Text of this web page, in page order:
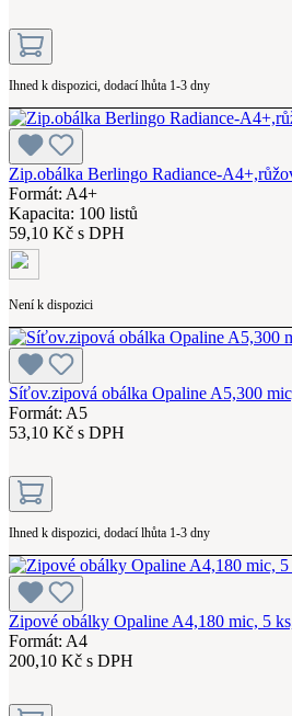
Ihned k dispozici, dodací lhůta 1-3 dny
Zip.obálka Berlingo Radiance-
Formát: A4+
Kapacita: 100 listů
59,10 Kč s DPH
Není k dispozici
Síťov.zipová obálka Opaline A5,300
Formát: A5
53,10 Kč s DPH
Ihned k dispozici, dodací lhůta 1-3 dny
Zipové obálky Opaline A4,180 mic, 5
Formát: A4
200,10 Kč s DPH